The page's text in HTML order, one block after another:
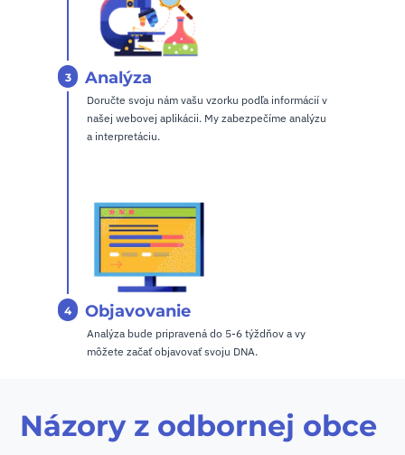
3 Analýza
Doručte svoju nám vašu vzorku podľa informácií v
našej webovej aplikácii. My zabezpečíme analýzu
a interpretáciu.
4 Objavovanie
Analýza bude pripravená do 5-6 týždňov a vy
môžete začať objavovať svoju DNA.
Názory z odbornej obce